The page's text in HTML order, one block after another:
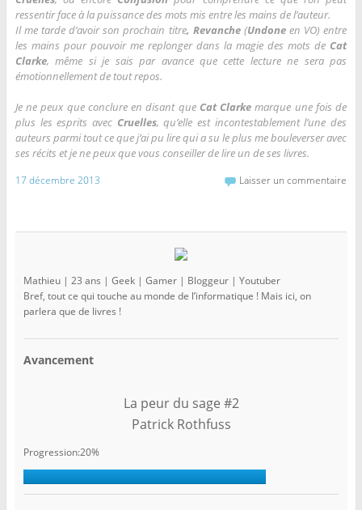
ressentir face à la puissance des mots mis entre les mains de l’auteur.
Il me tarde d’avoir son prochain titre, Revanche(Undoneen VO) entre
les mains pour pouvoir me replonger dans la magie des mots de Cat
Clarke, même si je sais par avance que cette lecture ne sera pas
émotionnellement de tout repos.
Je ne peux que conclure en disant que Cat Clarke marque une fois de
plus les esprits avec Cruelles, qu’elle est incontestablement l’une des
auteurs parmi tout ce que j’ai pu lire qui a su le plus me bouleverser avec
ses récits et je ne peux que vous conseiller de lire un de ses livres.
17 décembre 2013 Laisser un commentaire
Mathieu | 23 ans | Geek | Gamer | Bloggeur | Youtuber
Bref, tout ce qui touche au monde de l’informatique ! Mais ici, on
parlera que de livres !
Avancement
La peur du sage #2
Patrick Rothfuss
Progression:20%